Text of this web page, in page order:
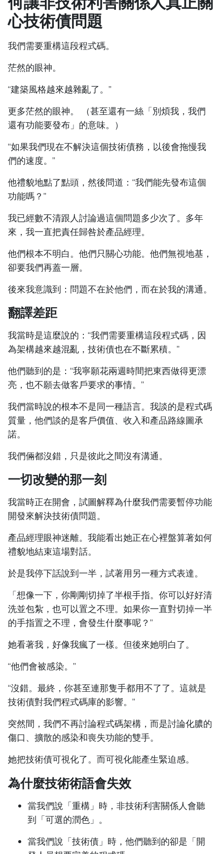
心技術債問題
我們需要重構這段程式碼。
茫然的眼神。
“建築風格越來越雜亂了。”
更多茫然的眼神。 （甚至還有一絲「別煩我，我們
還有功能要發布」的意味。）
“如果我們現在不解決這個技術債務，以後會拖慢我
們的速度。”
他禮貌地點了點頭，然後問道：“我們能先發布這個
功能嗎？”
我已經數不清跟人討論過這個問題多少次了。多年
來，我一直把責任歸咎於產品經理。
他們根本不明白。他們只關心功能。他們無視地基，
卻要我們再蓋一層。
後來我意識到：問題不在於他們，而在於我的溝通。
翻譯差距
我當時是這麼說的：“我們需要重構這段程式碼，因
為架構越來越混亂，技術債也在不斷累積。”
他們聽到的是：“我寧願花兩週時間把東西做得更漂
亮，也不願去做客戶要求的事情。”
我們當時說的根本不是同一種語言。我談的是程式碼
質量，他們談的是客戶價值、收入和產品路線圖承
諾。
我們倆都沒錯，只是彼此之間沒有溝通。
一切改變的那一刻
我當時正在開會，試圖解釋為什麼我們需要暫停功能
開發來解決技術債問題。
產品經理眼神迷離。我能看出她正在心裡盤算著如何
禮貌地結束這場對話。
於是我停下話說到一半，試著用另一種方式表達。
「想像一下，你剛剛切掉了半根手指。你可以好好清
洗並包紮，也可以置之不理。如果你一直對切掉一半
的手指置之不理，會發生什麼事呢？”
她看著我，好像我瘋了一樣。但後來她明白了。
“他們會被感染。”
“沒錯。最終，你甚至連那隻手都用不了了。這就是
技術債對我們程式碼庫的影響。”
突然間，我們不再討論程式碼架構，而是討論化膿的
傷口、擴散的感染和喪失功能的雙手。
她把技術債可視化了。而可視化能產生緊迫感。
為什麼技術術語會失效
當我們說「重構」時，非技術利害關係人會聽
到「可選的潤色」。
當我們說「技術債」時，他們聽到的卻是「開